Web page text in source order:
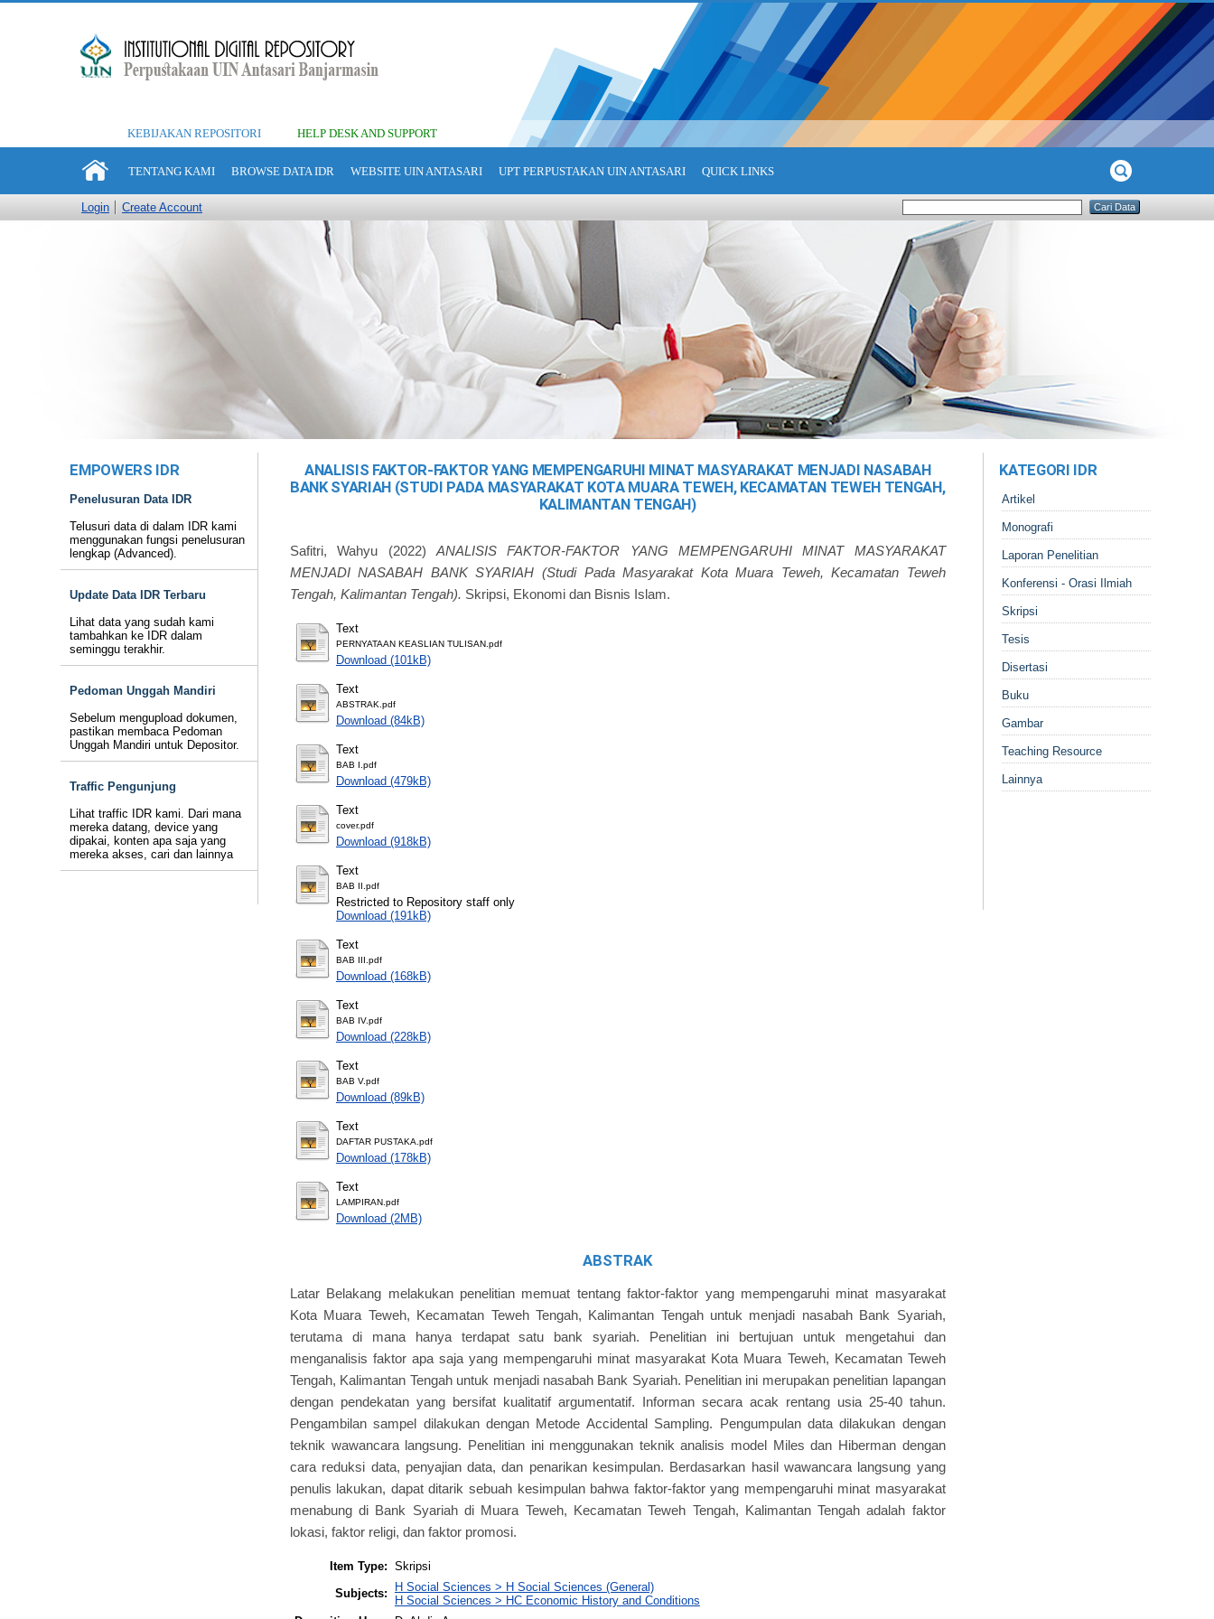
KEBIJAKAN REPOSITORI HELP DESK AND SUPPORT
TENTANG KAMI BROWSE DATA IDR WEBSITE UIN ANTASARI UPT PERPUSTAKAN UIN ANTASARI QUICK LINKS
Login Create Account
EMPOWERS IDR
Penelusuran Data IDR
Telusuri data di dalam IDR kami
menggunakan fungsi penelusuran
lengkap (Advanced).
Update Data IDR Terbaru
Lihat data yang sudah kami
tambahkan ke IDR dalam
seminggu terakhir.
Pedoman Unggah Mandiri
Sebelum mengupload dokumen,
pastikan membaca Pedoman
Unggah Mandiri untuk Depositor.
Traffic Pengunjung
Lihat traffic IDR kami. Dari mana
mereka datang, device yang
dipakai, konten apa saja yang
mereka akses, cari dan lainnya
ANALISIS FAKTOR-FAKTOR YANG MEMPENGARUHI MINAT MASYARAKAT MENJADI NASABAH
BANK SYARIAH (STUDI PADA MASYARAKAT KOTA MUARA TEWEH, KECAMATAN TEWEH TENGAH,
KALIMANTAN TENGAH)
Safitri, Wahyu (2022) ANALISIS FAKTOR-FAKTOR YANG MEMPENGARUHI MINAT MASYARAKAT
MENJADI NASABAH BANK SYARIAH (Studi Pada Masyarakat Kota Muara Teweh, Kecamatan Teweh
Tengah, Kalimantan Tengah). Skripsi, Ekonomi dan Bisnis Islam.
Text
PERNYATAAN KEASLIAN TULISAN.pdf
Download (101kB)
Text
ABSTRAK.pdf
Download (84kB)
Text
BAB I.pdf
Download (479kB)
Text
cover.pdf
Download (918kB)
Text
BAB II.pdf
Restricted to Repository staff only
Download (191kB)
Text
BAB III.pdf
Download (168kB)
Text
BAB IV.pdf
Download (228kB)
Text
BAB V.pdf
Download (89kB)
Text
DAFTAR PUSTAKA.pdf
Download (178kB)
Text
LAMPIRAN.pdf
Download (2MB)
ABSTRAK
Latar Belakang melakukan penelitian memuat tentang faktor-faktor yang mempengaruhi minat masyarakat
Kota Muara Teweh, Kecamatan Teweh Tengah, Kalimantan Tengah untuk menjadi nasabah Bank Syariah,
terutama di mana hanya terdapat satu bank syariah. Penelitian ini bertujuan untuk mengetahui dan
menganalisis faktor apa saja yang mempengaruhi minat masyarakat Kota Muara Teweh, Kecamatan Teweh
Tengah, Kalimantan Tengah untuk menjadi nasabah Bank Syariah. Penelitian ini merupakan penelitian lapangan
dengan pendekatan yang bersifat kualitatif argumentatif. Informan secara acak rentang usia 25-40 tahun.
Pengambilan sampel dilakukan dengan Metode Accidental Sampling. Pengumpulan data dilakukan dengan
teknik wawancara langsung. Penelitian ini menggunakan teknik analisis model Miles dan Hiberman dengan
cara reduksi data, penyajian data, dan penarikan kesimpulan. Berdasarkan hasil wawancara langsung yang
penulis lakukan, dapat ditarik sebuah kesimpulan bahwa faktor-faktor yang mempengaruhi minat masyarakat
menabung di Bank Syariah di Muara Teweh, Kecamatan Teweh Tengah, Kalimantan Tengah adalah faktor
lokasi, faktor religi, dan faktor promosi.
Item Type: Skripsi
Subjects:
H Social Sciences > H Social Sciences (General)
H Social Sciences > HC Economic History and Conditions
KATEGORI IDR
Artikel
Monografi
Laporan Penelitian
Konferensi - Orasi Ilmiah
Skripsi
Tesis
Disertasi
Buku
Gambar
Teaching Resource
Lainnya